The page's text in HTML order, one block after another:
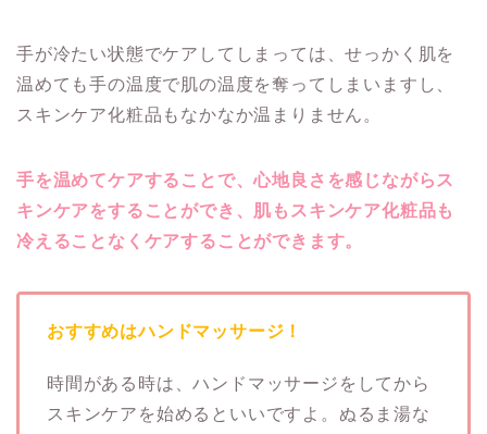
手が冷たい状態でケアしてしまっては、せっかく肌を
温めても手の温度で肌の温度を奪ってしまいますし、
スキンケア化粧品もなかなか温まりません。
手を温めてケアすることで、心地良さを感じながらス
キンケアをすることができ、肌もスキンケア化粧品も
冷えることなくケアすることができます。
おすすめはハンドマッサージ！
時間がある時は、ハンドマッサージをしてから
スキンケアを始めるといいですよ。ぬるま湯な